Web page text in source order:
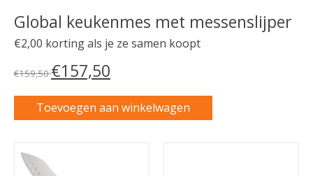
Global keukenmes met messenslijper
€2,00 korting als je ze samen koopt
€159,50€157,50
Toevoegen aan winkelwagen
Carrousel van gebundelde producten